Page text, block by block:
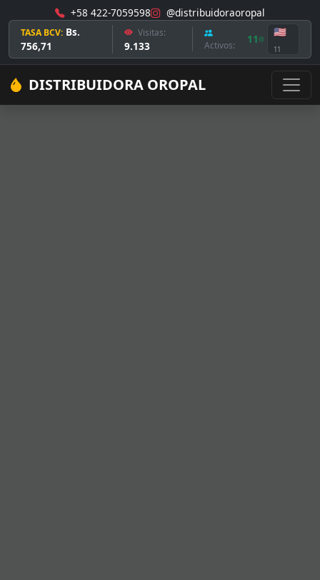
+58 422-7059598 @distribuidoraoropal
TASA BCV: Bs.
756,71
Visitas:
9.133 Activos: 11
🇺🇸
11
DISTRIBUIDORA OROPAL